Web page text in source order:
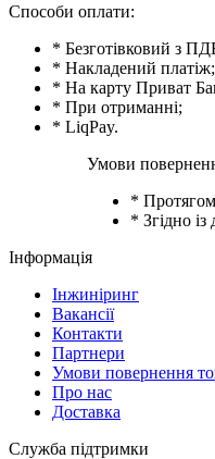
Способи оплати:
* Безготівковий з
* Накладений платіж;
* На карту Приват
* При отриманні;
* LiqPay.
Умови
*
* Згідно
Інформація
Інжиніринг
Вакансії
Контакти
Партнери
Умови повернення
Про нас
Доставка
Служба підтримки